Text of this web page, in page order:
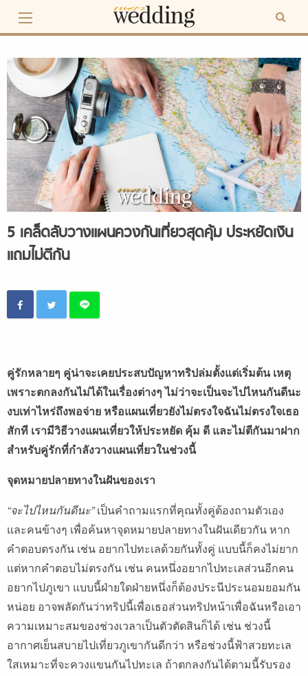
content
5 เคล็ดลับวางแผนควงกันเที่ยวสุดคุ้ม ประหยัดเงิน
แถมไม่ตีกัน
คู่รักหลายๆ คู่น่าจะเคยประสบปัญหาทริปล่มตั้งแต่เริ่มต้น เหตุ
เพราะตกลงกันไม่ได้ในเรื่องต่างๆ ไม่ว่าจะเป็นจะไปไหนกันดีนะ
งบเท่าไหร่ถึงพอจ่าย หรือแผนเที่ยวยังไม่ตรงใจฉันไม่ตรงใจเธอ
สักที เรามีวิธีวางแผนเที่ยวให้ประหยัด คุ้ม ดี และไม่ตีกันมาฝาก
สำหรับคู่รักที่กำลังวางแผนเที่ยวในช่วงนี้
จุดหมายปลายทางในฝันของเรา
“จะไปไหนกันดีนะ”เป็นคำถามแรกที่คุณทั้งคู่ต้องถามตัวเอง
และคนข้างๆ เพื่อค้นหาจุดหมายปลายทางในฝันเดียวกัน หาก
คำตอบตรงกัน เช่น อยากไปทะเลด้วยกันทั้งคู่ แบบนี้ก็คงไม่ยาก
แต่หากคำตอบไม่ตรงกัน เช่น คนหนึ่งอยากไปทะเลส่วนอีกคน
อยากไปภูเขา แบบนี้ฝ่ายใดฝ่ายหนึ่งก็ต้องประนีประนอมยอมกัน
หน่อย อาจพลัดกันว่าทริปนี้เพื่อเธอส่วนทริปหน้าเพื่อฉันหรือเอา
ความเหมาะสมของช่วงเวลาเป็นตัวตัดสินก็ได้ เช่น ช่วงนี้
อากาศเย็นสบายไปเที่ยวภูเขากันดีกว่า หรือช่วงนี้ฟ้าสวยทะเล
ใสเหมาะที่จะควงแขนกันไปทะเล ถ้าตกลงกันได้ตามนี้รับรอง